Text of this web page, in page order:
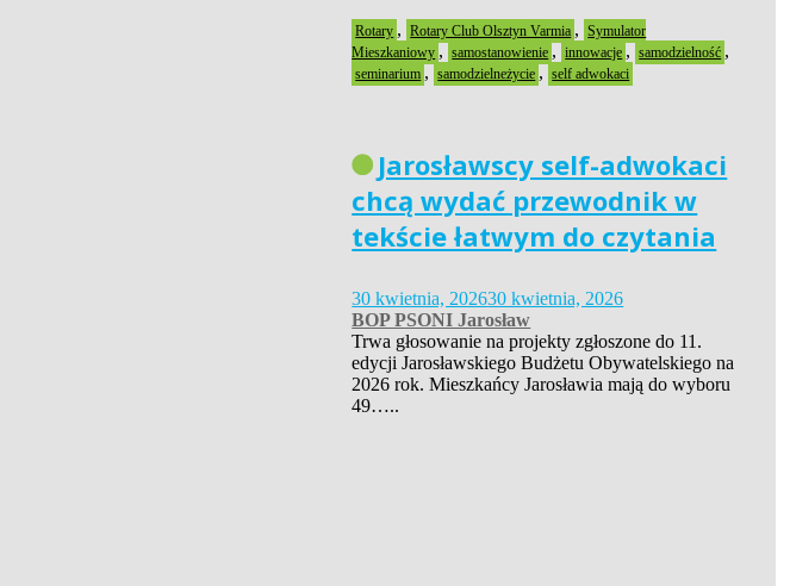
Rotary , Rotary Club Olsztyn Varmia , Symulator
Mieszkaniowy , samostanowienie , innowacje , samodzielność ,
seminarium , samodzielneżycie , self adwokaci
Jarosławscy self-adwokaci
chcą wydać przewodnik w
tekście łatwym do czytania
30 kwietnia, 202630 kwietnia, 2026
BOP PSONI Jarosław
Trwa głosowanie na projekty zgłoszone do 11.
edycji Jarosławskiego Budżetu Obywatelskiego na
2026 rok. Mieszkańcy Jarosławia mają do wyboru
49…..